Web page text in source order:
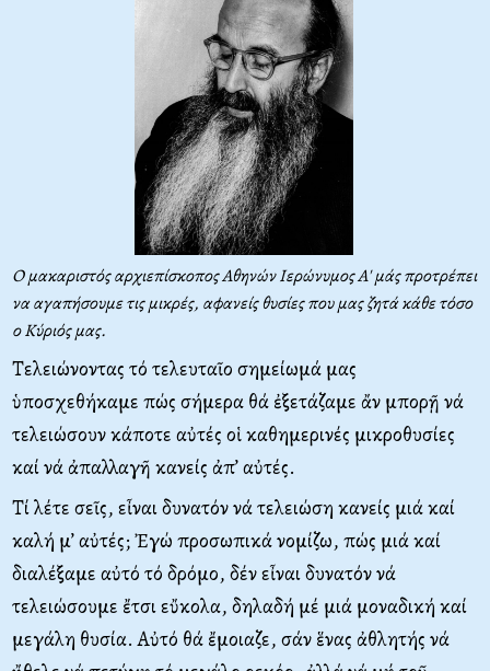
Ο μακαριστός αρχιεπίσκοπος Αθηνών Ιερώνυμος Α' μάς προτρέπει
να αγαπήσουμε τις μικρές, αφανείς θυσίες που μας ζητά κάθε τόσο
ο Κύριός μας.
Τελειώνοντας τό τελευταῖο σημείωμά μας
ὑποσχεθήκαμε πώς σήμερα θά ἐξετάζαμε ἄν μπορῇ νά
τελειώσουν κάποτε αὐτές οἱ καθημερινές μικροθυσίες
καί νά ἀπαλλαγῆ κανείς ἀπ’ αὐτές.
Τί λέτε σεῖς, εἶναι δυνατόν νά τελειώση κανείς μιά καί
καλή μ’ αὐτές; Ἐγώ προσωπικά νομίζω, πώς μιά καί
διαλέξαμε αὐτό τό δρόμο, δέν εἶναι δυνατόν νά
τελειώσουμε ἔτσι εὔκολα, δηλαδή μέ μιά μοναδική καί
μεγάλη θυσία. Αὐτό θά ἔμοιαζε, σάν ἕνας ἀθλητής νά